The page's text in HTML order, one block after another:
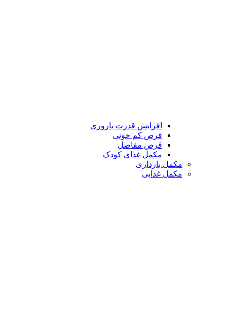
افزایش قدرت باروری
قرص کم خونی
قرص مفاصل
مکمل غذای کودک
مکمل بارداری
مکمل غذایی